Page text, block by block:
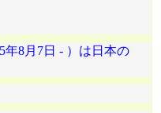
年8月7日 - ）は日本の